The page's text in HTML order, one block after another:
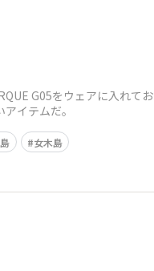
G05をウェアに入れて
イテムだ。
女木島